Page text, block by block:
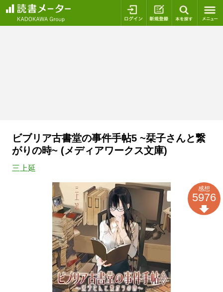
ログイン 新規登録
ビブリア古書堂の事件手帖5 ~栞子さんと繋
がりの時~ (メディアワークス文庫)
三上延
感想
5976